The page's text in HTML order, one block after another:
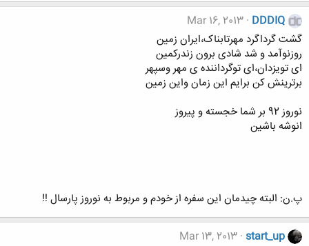
DDDIQ
Mar 16, 2013
گشت گرداگرد مهرتابناک،ایران زمین
روزنوآمد و شد شادی برون زندرکمین
ای تویزدان،ای توگرداننده ی مهر وسپهر
برترینش کن برایم این زمان واین زمین
نوروز 92 بر شما خجسته و پیروز
انوشه باشین
پ.ن: البته چیدمان این سفره از خودم و مربوط به نوروز پارسال !!
start_up
Mar 13, 2013